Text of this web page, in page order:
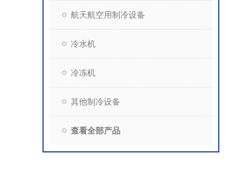
航天航空用制冷设备
冷水机
冷冻机
其他制冷设备
查看全部产品